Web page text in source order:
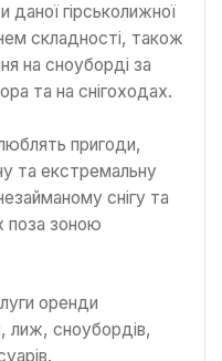
даної гірськолижної
складності, також
на сноуборді за
та на снігоходах.
пригоди,
та екстремальну
снігу та
поза зоною
оренди
лиж, сноубордів,